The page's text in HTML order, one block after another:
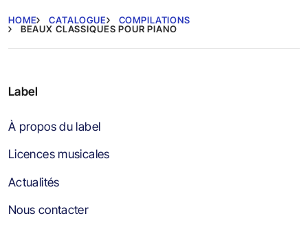
HOME CATALOGUE
COMPILATIONS
BEAUX CLASSIQUES POUR PIANO
Label
À propos du label
Licences musicales
Actualités
Nous contacter